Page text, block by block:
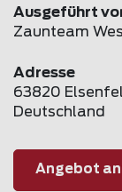
Ausgeführt
Zaunteam
Adresse
63820
Deutschland
Angebot